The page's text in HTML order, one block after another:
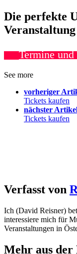
Die perfekte
Termine
See more
vorheriger
Tickets kaufen
nächster
Tickets kaufen
Verfasst von
Ich (David Reisner)
interessiere mich für
Veranstaltungen in
Mehr aus der